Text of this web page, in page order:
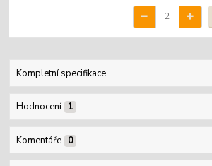
Kompletní specifikace
Hodnocení 1
Komentáře 0